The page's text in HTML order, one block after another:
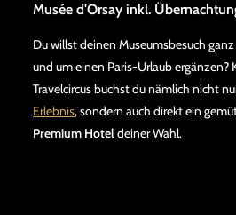
Musée d'Orsay inkl.
Du willst deinen Museumsbesuch
und um einen Paris-Urlaub ergänzen?
Travelcircus buchst du nämlich nicht
Erlebnis, sondern auch direkt ein
Premium Hoteldeiner Wahl.